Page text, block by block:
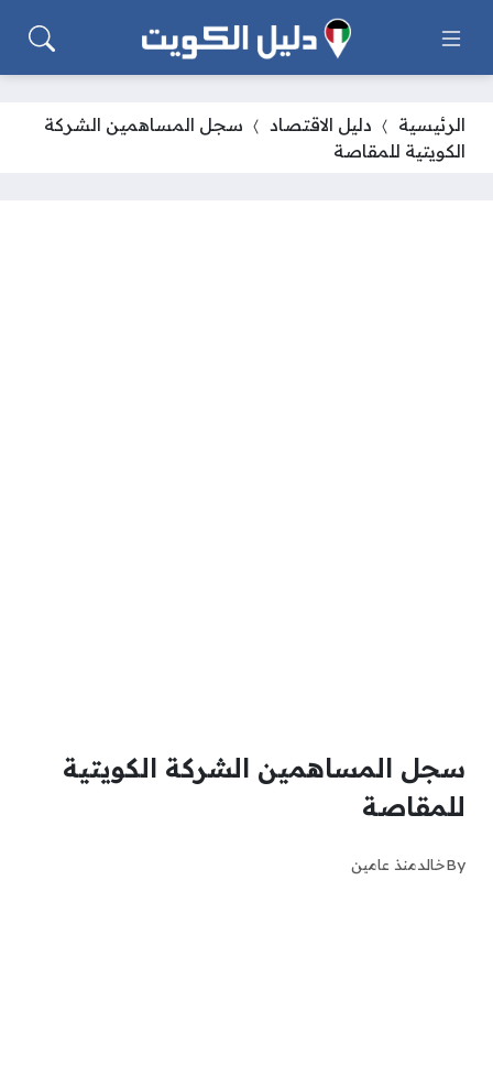
الرئيسية دليل الاقتصاد
سجل المساهمين الشركة
الكويتية للمقاصة
سجل المساهمين الشركة الكويتية
للمقاصة
Byخالدمنذ عامين